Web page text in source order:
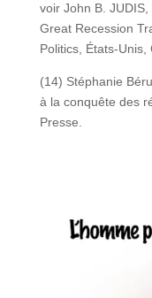
voir John B.
Great Recession
Politics, États-Unis,
(14) Stéphanie
à la conquête des
Presse.